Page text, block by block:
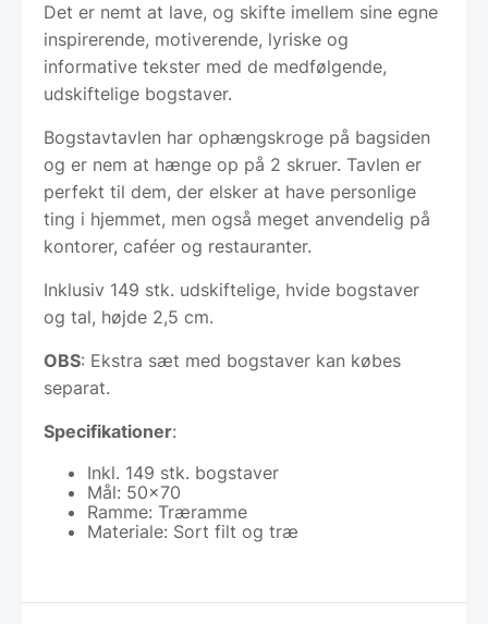
Det er nemt at lave, og skifte imellem sine egne
inspirerende, motiverende, lyriske og
informative tekster med de medfølgende,
udskiftelige bogstaver.
Bogstavtavlen har ophængskroge på bagsiden
og er nem at hænge op på 2 skruer. Tavlen er
perfekt til dem, der elsker at have personlige
ting i hjemmet, men også meget anvendelig på
kontorer, caféer og restauranter.
Inklusiv 149 stk. udskiftelige, hvide bogstaver
og tal, højde 2,5 cm.
OBS: Ekstra sæt med bogstaver kan købes
separat.
Specifikationer:
Inkl. 149 stk. bogstaver
Mål: 50×70
Ramme: Træramme
Materiale: Sort filt og træ